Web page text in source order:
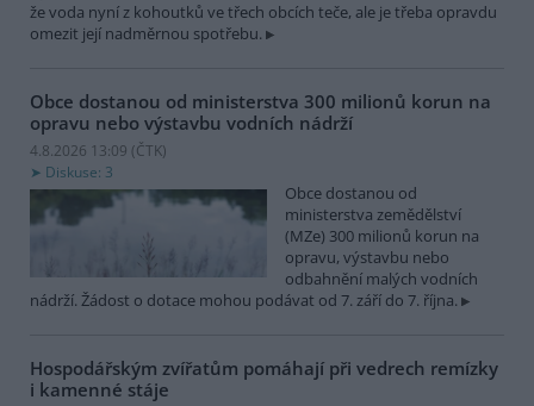
že voda nyní z kohoutků ve třech obcích teče, ale je třeba opravdu
omezit její nadměrnou spotřebu.
Obce dostanou od ministerstva 300 milionů korun na
opravu nebo výstavbu vodních nádrží
4.8.2026 13:09 (ČTK)
Diskuse: 3
Obce dostanou od
ministerstva zemědělství
(MZe) 300 milionů korun na
opravu, výstavbu nebo
odbahnění malých vodních
nádrží. Žádost o dotace mohou podávat od 7. září do 7. října.
Hospodářským zvířatům pomáhají při vedrech remízky
i kamenné stáje